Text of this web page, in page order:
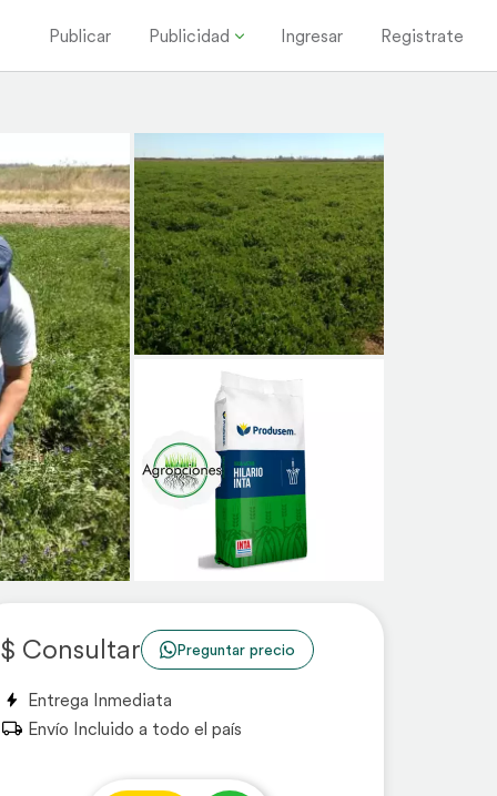
Publicar Publicidad Ingresar Registrate
$ Consultar Preguntar precio
Entrega Inmediata
Envío Incluido a todo el país